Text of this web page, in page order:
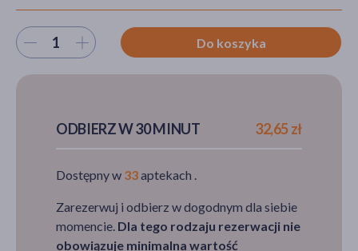
Wybierz ilość Do koszyka
ODBIERZ W 30 MINUT 32,65 zł
Dostępny w 33aptekach .
Zarezerwuj i odbierz w dogodnym dla siebie
momencie. Dla tego rodzaju rezerwacji nie
obowiązuje minimalna wartość